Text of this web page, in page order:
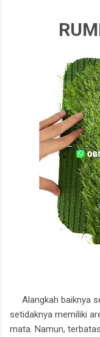
Alangkah baiknya
setidaknya memiliki
mata. Namun,